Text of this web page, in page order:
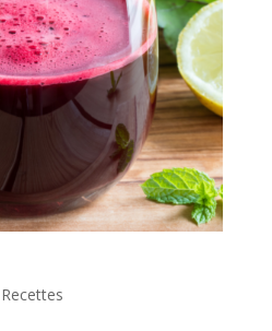
Recettes